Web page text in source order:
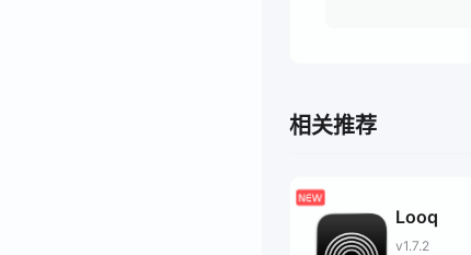
相关推荐
Looq
v1.7.2